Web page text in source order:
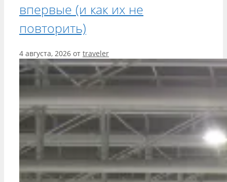
впервые (и как их не
повторить)
4 августа, 2026 от traveler